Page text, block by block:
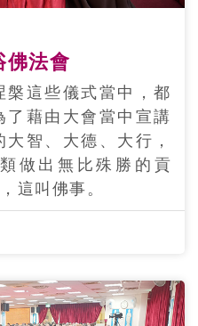
佛法會
槃這些儀式當中，都
了藉由大會當中宣講
智、大德、大行，
做出無比殊勝的貢
這叫佛事。